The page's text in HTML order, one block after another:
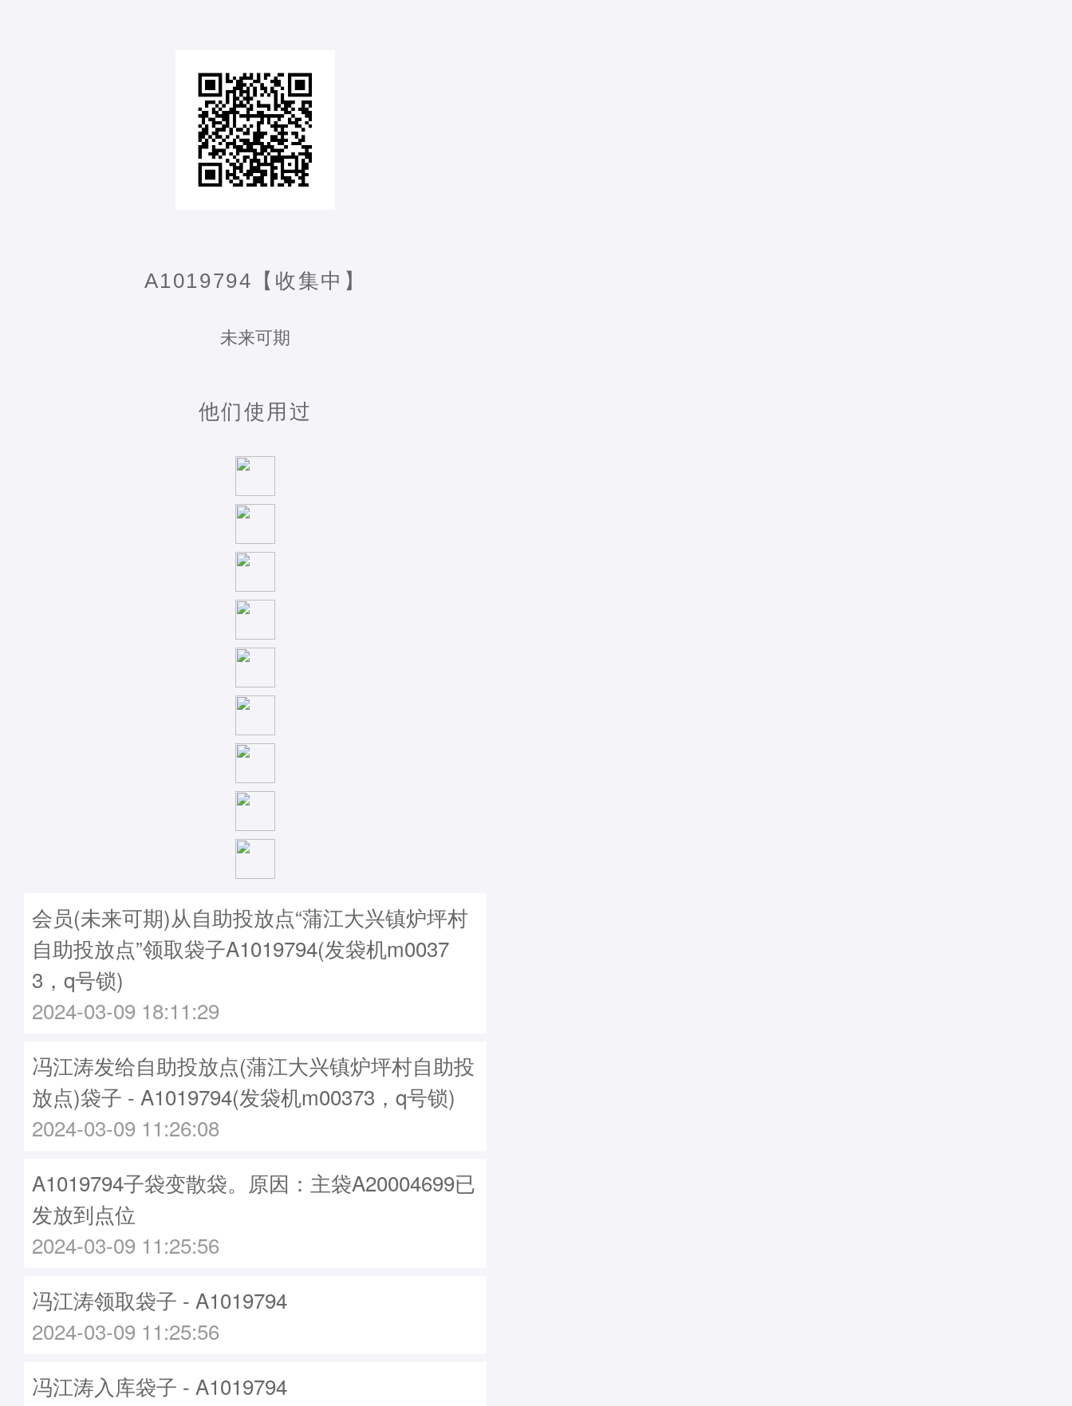
A1019794【收集中】
未来可期
他们使用过
会员(未来可期)从自助投放点“蒲江大兴镇炉坪村
自助投放点”领取袋子A1019794(发袋机m0037
3，q号锁)
2024-03-09 18:11:29
冯江涛发给自助投放点(蒲江大兴镇炉坪村自助投
放点)袋子 - A1019794(发袋机m00373，q号锁)
2024-03-09 11:26:08
A1019794子袋变散袋。原因：主袋A20004699已
发放到点位
2024-03-09 11:25:56
冯江涛领取袋子 - A1019794
2024-03-09 11:25:56
冯江涛入库袋子 - A1019794